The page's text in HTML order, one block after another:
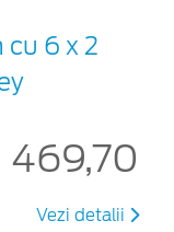
cu 6 x 2
469,70
Vezi detalii